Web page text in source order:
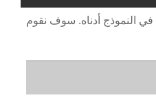
النموذج أدناه. سوف نقوم